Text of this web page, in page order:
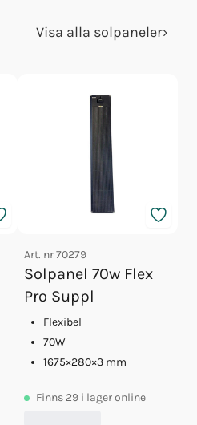
Visa alla solpaneler›
Art. nr70279
Solpanel 70w Flex
Pro Suppl
Flexibel
70W
1675×280×3 mm
Finns 29 i lager online